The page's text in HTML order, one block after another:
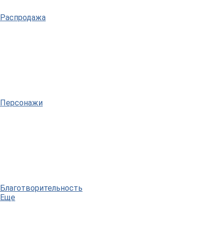
Распродажа
Персонажи
Благотворительность
Еще